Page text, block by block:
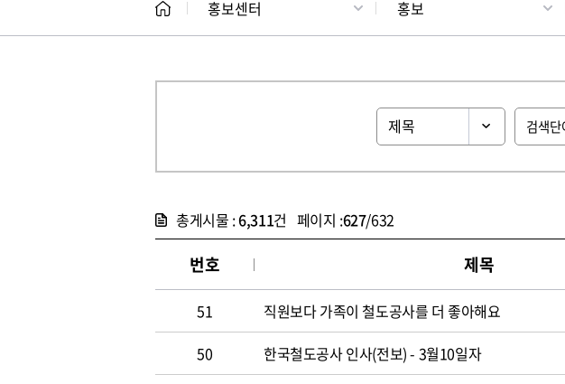
홍보센터 홍보
총게시물 :6,311건 페이지 :627/632
번호 제목
51 직원보다 가족이 철도공사를 더 좋아해요
50
한국철도공사 인사(전보) - 3월10일자